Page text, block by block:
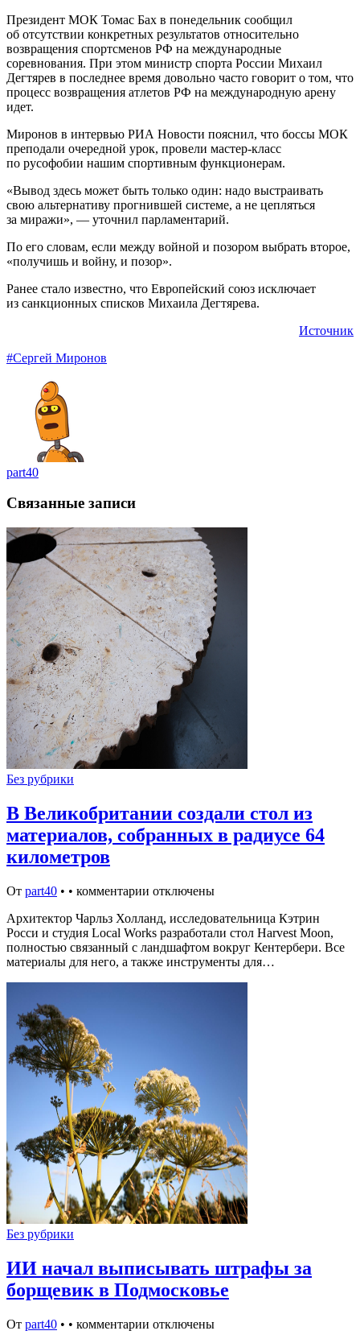
Президент МОК Томас Бах в понедельник сообщил
об отсутствии конкретных результатов относительно
возвращения спортсменов РФ на международные
соревнования. При этом министр спорта России Михаил
Дегтярев в последнее время довольно часто говорит о том, что
процесс возвращения атлетов РФ на международную арену
идет.
Миронов в интервью РИА Новости пояснил, что боссы МОК
преподали очередной урок, провели мастер-класс
по русофобии нашим спортивным функционерам.
«Вывод здесь может быть только один: надо выстраивать
свою альтернативу прогнившей системе, а не цепляться
за миражи», — уточнил парламентарий.
По его словам, если между войной и позором выбрать второе,
«получишь и войну, и позор».
Ранее стало известно, что Европейский союз исключает
из санкционных списков Михаила Дегтярева.
Источник
#Сергей Миронов
part40
Связанные записи
Без рубрики
В Великобритании создали стол из
материалов, собранных в радиусе 64
километров
От part40 • • комментарии отключены
Архитектор Чарльз Холланд, исследовательница Кэтрин
Росси и студия Local Works разработали стол Harvest Moon,
полностью связанный с ландшафтом вокруг Кентербери. Все
материалы для него, а также инструменты для…
Без рубрики
ИИ начал выписывать штрафы за
борщевик в Подмосковье
От part40 • • комментарии отключены